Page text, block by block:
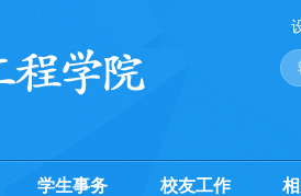
学生事务 校友工作